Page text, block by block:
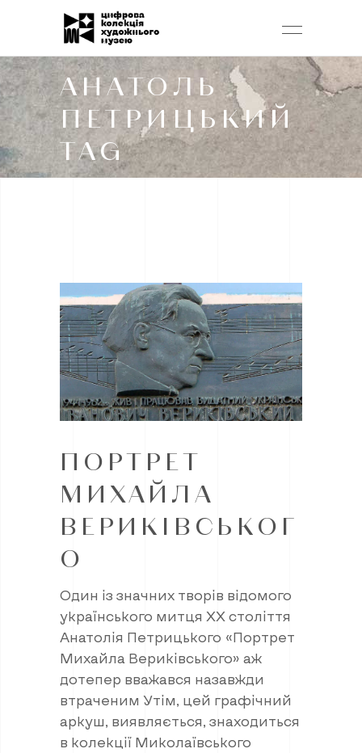
АНАТОЛЬ
ПЕТРИЦЬКИЙ
TAG
ПОРТРЕТ
МИХАЙЛА
ВЕРИКІВСЬКОГ
О
Один із значних творів відомого
українського митця XX століття
Анатолія Петрицького «Портрет
Михайла Вериківського» аж
дотепер вважався назавжди
втраченим Утім, цей графічний
аркуш, виявляється, знаходиться
в колекції Миколаївського